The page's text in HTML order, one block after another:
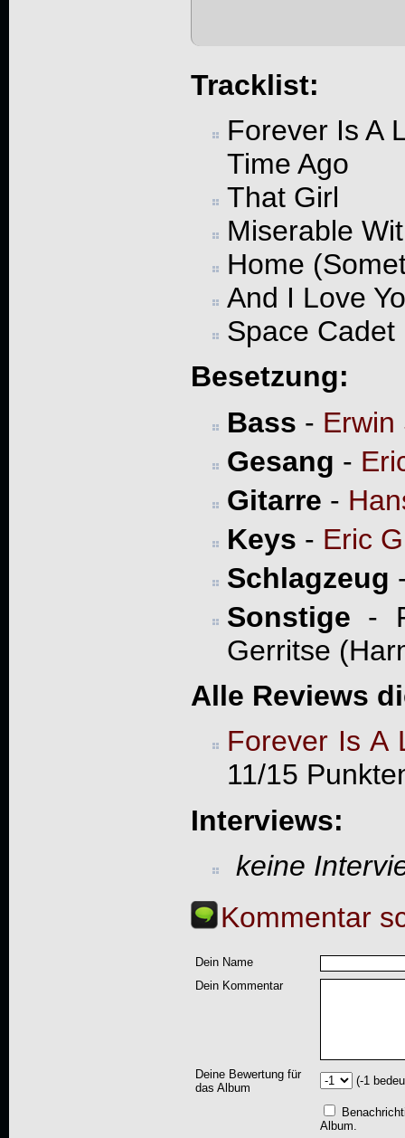
Tracklist:
Forever Is A
Time Ago
That Girl
Miserable
Home
And I Love
Space Cadet
Besetzung:
Bass - Erwin
Gesang -
Gitarre -
Keys - Eric
Schlagzeug
Sonstige -
Gerritse
Alle Reviews
Forever Is A
11/15
Interviews:
keine
Kommentar
Dein Name
Dein Kommentar
Deine Bewertung für
das Album
(-1
Album.